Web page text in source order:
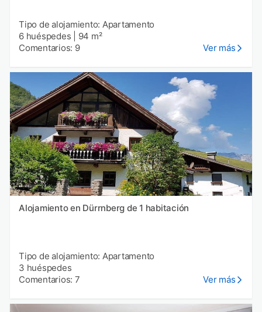
Tipo de alojamiento: Apartamento
6 huéspedes
94 m²
Comentarios: 9
Ver más
Alojamiento en Dürrnberg de 1 habitación
Tipo de alojamiento: Apartamento
3 huéspedes
Comentarios: 7
Ver más